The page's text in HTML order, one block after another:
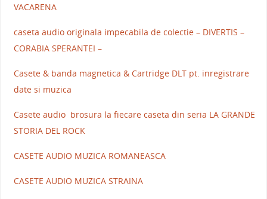
VACARENA
caseta audio originala impecabila de colectie – DIVERTIS –
CORABIA SPERANTEI –
Casete & banda magnetica & Cartridge DLT pt. inregistrare
date si muzica
Casete audio brosura la fiecare caseta din seria LA GRANDE
STORIA DEL ROCK
CASETE AUDIO MUZICA ROMANEASCA
CASETE AUDIO MUZICA STRAINA